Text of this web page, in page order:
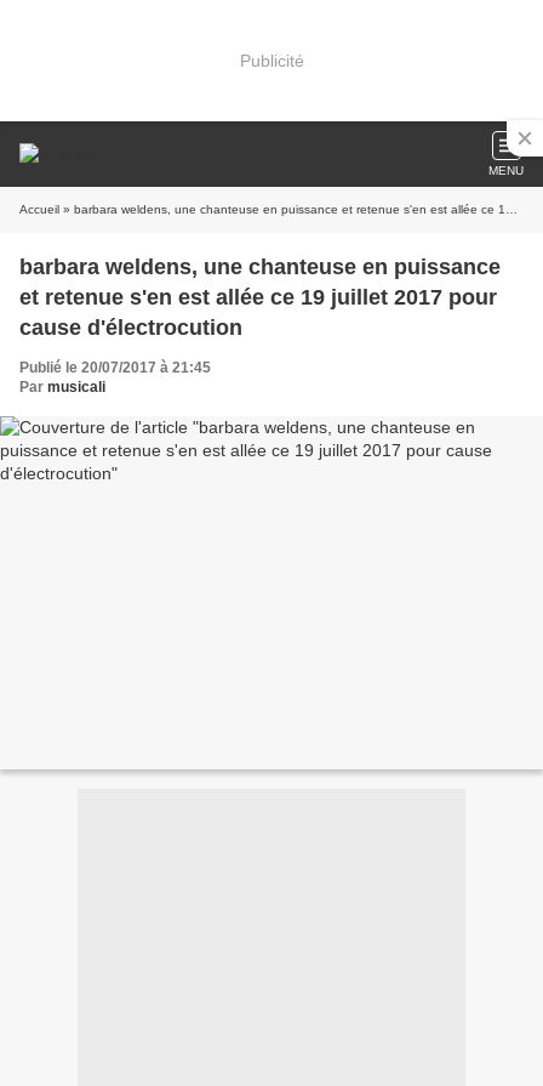
Publicité
MENU
Accueil » barbara weldens, une chanteuse en puissance et retenue s'en est allée ce 19 juillet 2017 pour cause d'électrocution
barbara weldens, une chanteuse en puissance
et retenue s'en est allée ce 19 juillet 2017 pour
cause d'électrocution
Publié le 20/07/2017 à 21:45
Par musicali